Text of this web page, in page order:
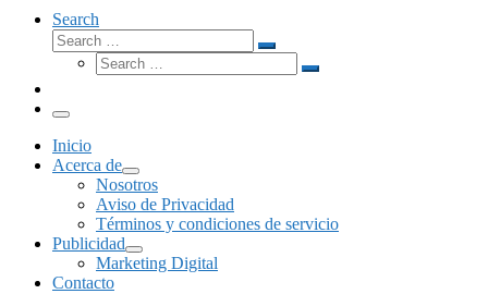
Search
Search
Search
Search
Search
Menú
Inicio
Acerca de
Nosotros
Aviso de Privacidad
Términos y condiciones de servicio
Publicidad
Marketing Digital
Contacto